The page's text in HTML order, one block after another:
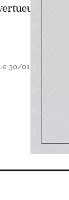
30/01/2022 à